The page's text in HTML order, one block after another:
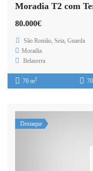
Moradia T2 com
80.000€
São Romão, Seia, Guarda
Moradia
Belaserra
70 m2
Destaque